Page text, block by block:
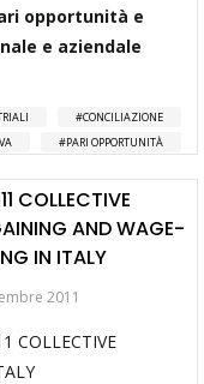
opportunità e
e aziendale
CONCILIAZIONE
PARI OPPORTUNITÀ
COLLECTIVE
AND WAGE-
IN ITALY
2011
COLLECTIVE